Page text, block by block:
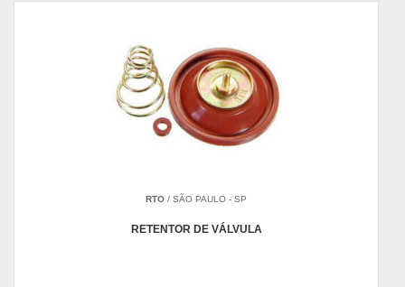
RTO / SÃO PAULO - SP
RETENTOR DE VÁLVULA